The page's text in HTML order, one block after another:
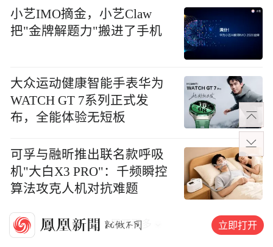
小艺IMO摘金，小艺Claw
把"金牌解题力"搬进了手机
大众运动健康智能手表华为
WATCH GT 7系列正式发
布，全能体验无短板
可孚与融昕推出联名款呼吸
机"大白X3 PRO"：千频瞬控
算法攻克人机对抗难题
展开更多 立即打开